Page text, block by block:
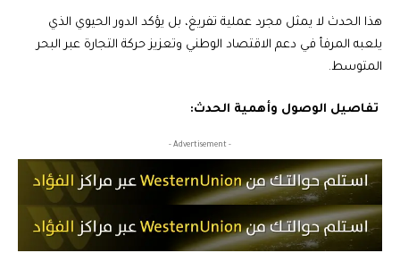
هذا الحدث لا يمثل مجرد عملية تفريغ، بل يؤكد الدور الحيوي الذي
يلعبه المرفأ في دعم الاقتصاد الوطني وتعزيز حركة التجارة عبر البحر
المتوسط.
تفاصيل الوصول وأهمية الحدث:
- Advertisement -